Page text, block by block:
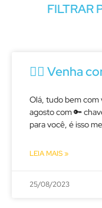
FILTRAR
🏃‍♂️ Venha
Olá, tudo bem com
agosto com 🔑
para você, é isso
LEIA MAIS »
25/08/2023